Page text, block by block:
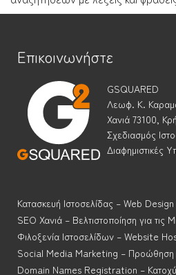
Επικοινωνήστε
GSQUARED
Λεωφ. Κ.
Χανιά 73100,
Σχεδιασμός
Διαφημιστικές
Κατασκευή Ιστοσελίδας – Web Design
SEO Χανιά – Βελτιστοποίηση για τις
Φιλοξενία Ιστοσελίδων – Website
Social Media Marketing – Προώθηση
Domain Names Registration –